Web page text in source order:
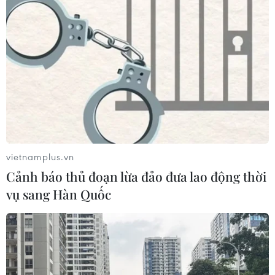
Phía Nam châu Phi tăng cường phối hợp ngăn chặn
dịch Ebola
19/07/2026 01:03
Điều gì tạo nên niềm tin khi lựa chọn dinh dưỡng
đầu đời cho trẻ?
Phân bổ ngân sách chăm sóc sức khỏe và dân số:
Ưu tiên các địa bàn khó khăn
17/07/2026 22:30
Đà Nẵng tổ chức Lễ hội Sâm Ngọc Linh 2026: Cam
kết 100% sâm thật
vietnamplus.vn
Cảnh báo thủ đoạn lừa đảo đưa lao động thời
vụ sang Hàn Quốc